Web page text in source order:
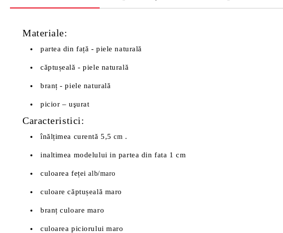
Materiale:
partea din față - piele naturală
căptușeală - piele naturală
branț - piele naturală
picior – uşurat
Caracteristici:
înălțimea curentă 5,5cm .
inaltimea modelului in partea din fata 1 cm
culoarea fețeialb/maro
culoare căptușeală maro
branț culoare maro
culoarea piciorului maro